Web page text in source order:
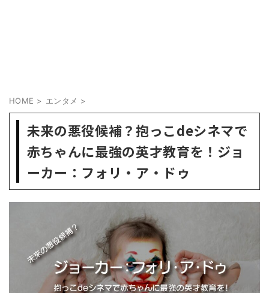
HOME > エンタメ >
未来の悪役候補？抱っこdeシネマで
赤ちゃんに最強の英才教育を！ジョ
ーカー：フォリ・ア・ドゥ